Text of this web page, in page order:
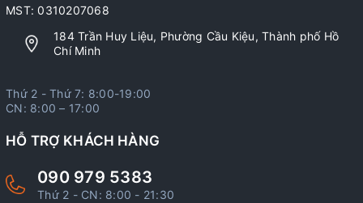
MST: 0310207068
184 Trần Huy Liệu, Phường Cầu Kiệu, Thành phố Hồ
Chí Minh
Thứ 2 - Thứ 7: 8:00-19:00
CN: 8:00 – 17:00
HỖ TRỢ KHÁCH HÀNG
090 979 5383
Thứ 2 - CN: 8:00 - 21:30